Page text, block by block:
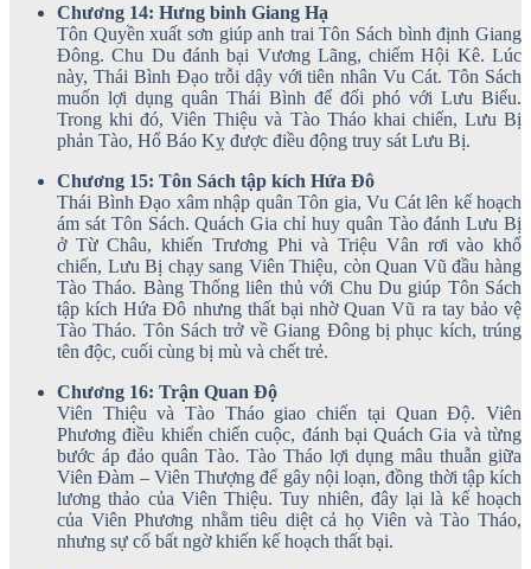
Chương 14: Hưng binh Giang Hạ
Tôn Quyền xuất sơn giúp anh trai Tôn Sách bình định Giang
Đông. Chu Du đánh bại Vương Lãng, chiếm Hội Kê. Lúc
này, Thái Bình Đạo trỗi dậy với tiên nhân Vu Cát. Tôn Sách
muốn lợi dụng quân Thái Bình để đối phó với Lưu Biểu.
Trong khi đó, Viên Thiệu và Tào Tháo khai chiến, Lưu Bị
phản Tào, Hổ Báo Kỵ được điều động truy sát Lưu Bị.
Chương 15: Tôn Sách tập kích Hứa Đô
Thái Bình Đạo xâm nhập quân Tôn gia, Vu Cát lên kế hoạch
ám sát Tôn Sách. Quách Gia chỉ huy quân Tào đánh Lưu Bị
ở Từ Châu, khiến Trương Phi và Triệu Vân rơi vào khổ
chiến, Lưu Bị chạy sang Viên Thiệu, còn Quan Vũ đầu hàng
Tào Tháo. Bàng Thống liên thủ với Chu Du giúp Tôn Sách
tập kích Hứa Đô nhưng thất bại nhờ Quan Vũ ra tay bảo vệ
Tào Tháo. Tôn Sách trở về Giang Đông bị phục kích, trúng
tên độc, cuối cùng bị mù và chết trẻ.
Chương 16: Trận Quan Độ
Viên Thiệu và Tào Tháo giao chiến tại Quan Độ. Viên
Phương điều khiển chiến cuộc, đánh bại Quách Gia và từng
bước áp đảo quân Tào. Tào Tháo lợi dụng mâu thuẫn giữa
Viên Đàm – Viên Thượng để gây nội loạn, đồng thời tập kích
lương thảo của Viên Thiệu. Tuy nhiên, đây lại là kế hoạch
của Viên Phương nhằm tiêu diệt cả họ Viên và Tào Tháo,
nhưng sự cố bất ngờ khiến kế hoạch thất bại.